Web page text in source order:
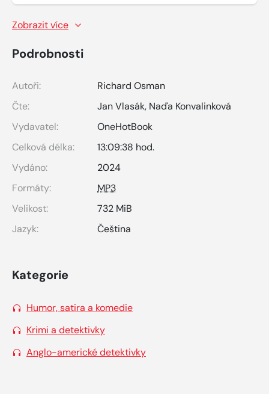
Zobrazit více
Podrobnosti
Autoři:
Richard Osman
Čte:
Jan Vlasák, Naďa Konvalinková
Vydavatel:
OneHotBook
Celková délka:
13:09:38 hod.
Vydáno:
2024
Formáty:
MP3
Velikost:
732 MiB
Jazyk:
Čeština
Kategorie
Humor, satira a komedie
Krimi a detektivky
Anglo-americké detektivky